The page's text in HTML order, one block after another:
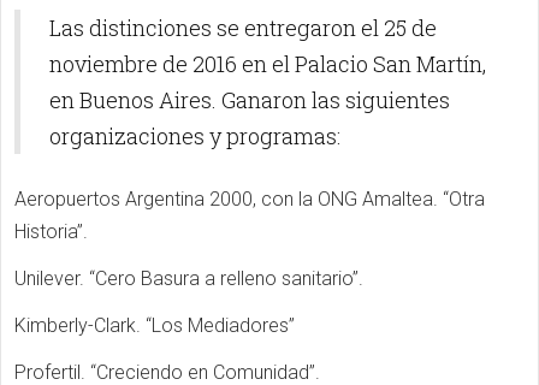
Las distinciones se entregaron el 25 de
noviembre de 2016 en el Palacio San Martín,
en Buenos Aires. Ganaron las siguientes
organizaciones y programas:
Aeropuertos Argentina 2000, con la ONG Amaltea. “Otra
Historia”.
Unilever. “Cero Basura a relleno sanitario”.
Kimberly-Clark. “Los Mediadores”
Profertil. “Creciendo en Comunidad”.